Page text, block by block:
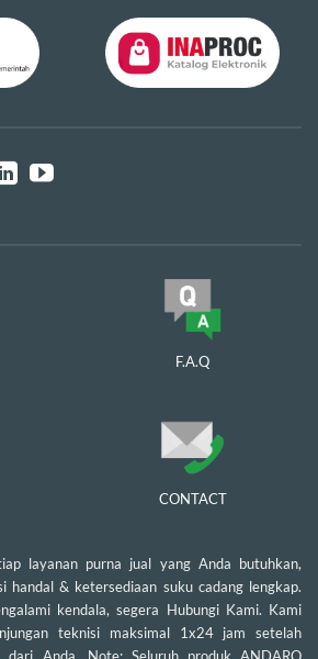
F.A.Q
CONTACT
layanan purna jual yang Anda butuhkan,
handal & ketersediaan suku cadang lengkap.
kendala, segera Hubungi Kami. Kami
teknisi maksimal 1x24 jam setelah
dari Anda. Note: Seluruh produk ANDARO